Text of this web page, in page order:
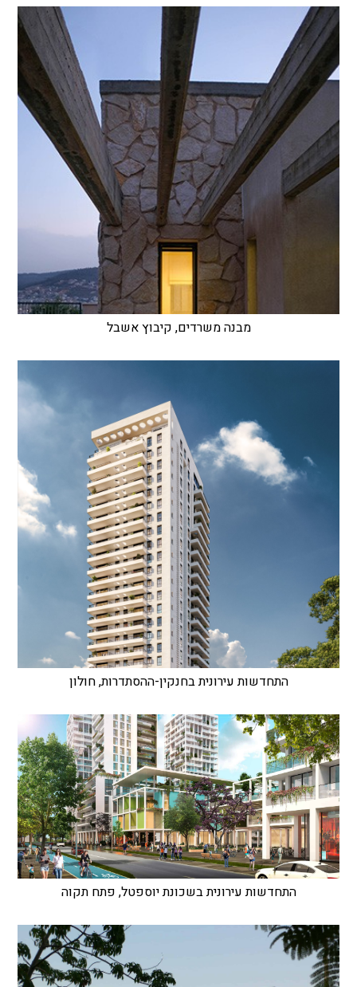
מבנה משרדים, קיבוץ אשבל
התחדשות עירונית בחנקין-ההסתדרות, חולון
התחדשות עירונית בשכונת יוספטל, פתח תקוה